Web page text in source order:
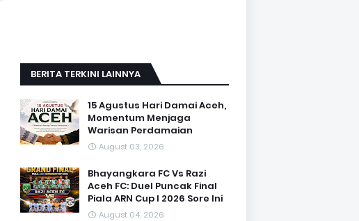
BERITA TERKINI LAINNYA
15 Agustus Hari Damai Aceh,
Momentum Menjaga
Warisan Perdamaian
August 03, 2026
Bhayangkara FC Vs Razi
Aceh FC: Duel Puncak Final
Piala ARN Cup I 2026 Sore Ini
August 04, 2026